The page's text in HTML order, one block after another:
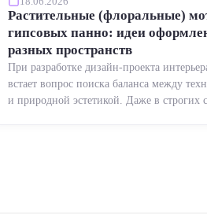
Растительные (флоральные)
гипсовых панно: идеи
разных пространств
При разработке дизайн-проекта
встает вопрос поиска баланса между
и природной эстетикой. Даже в строгих